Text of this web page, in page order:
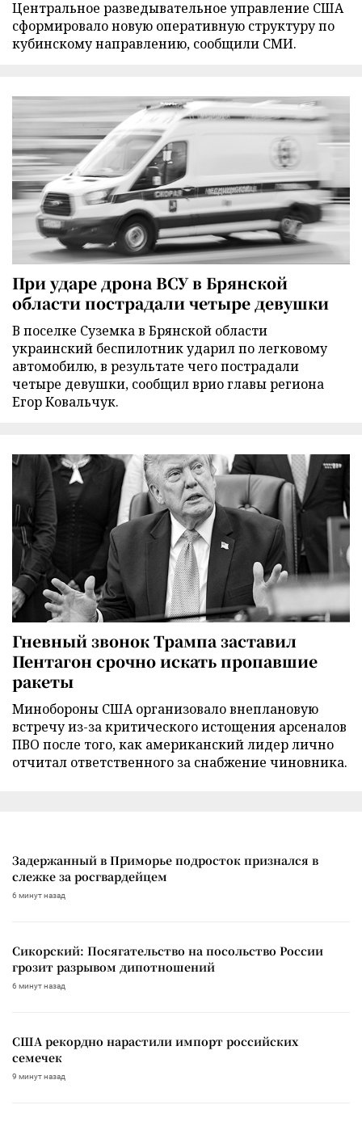
Центральное разведывательное управление США
сформировало новую оперативную структуру по
кубинскому направлению, сообщили СМИ.
При ударе дрона ВСУ в Брянской
области пострадали четыре девушки
В поселке Суземка в Брянской области
украинский беспилотник ударил по легковому
автомобилю, в результате чего пострадали
четыре девушки, сообщил врио главы региона
Егор Ковальчук.
Гневный звонок Трампа заставил
Пентагон срочно искать пропавшие
ракеты
Минобороны США организовало внеплановую
встречу из-за критического истощения арсеналов
ПВО после того, как американский лидер лично
отчитал ответственного за снабжение чиновника.
Задержанный в Приморье подросток признался в
слежке за росгвардейцем
6 минут назад
Сикорский: Посягательство на посольство России
грозит разрывом дипотношений
6 минут назад
США рекордно нарастили импорт российских
семечек
9 минут назад